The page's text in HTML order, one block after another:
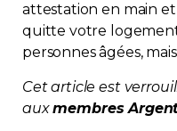
FAQ
attestation en main et
quitte votre
personnes âgées,
Cet article est
auxmembres